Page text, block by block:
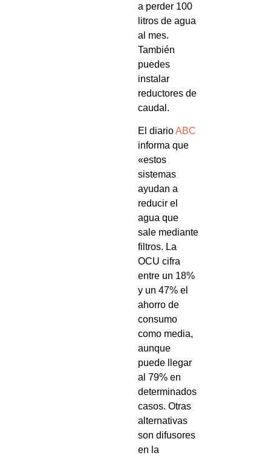
a perder 100
litros de agua
al mes.
También
puedes
instalar
reductores de
caudal.
El diarioABC
informa que
«estos
sistemas
ayudan a
reducir el
agua que
sale mediante
filtros. La
OCU cifra
entre un 18%
y un 47% el
ahorro de
consumo
como media,
aunque
puede llegar
al 79% en
determinados
casos. Otras
alternativas
son difusores
en la